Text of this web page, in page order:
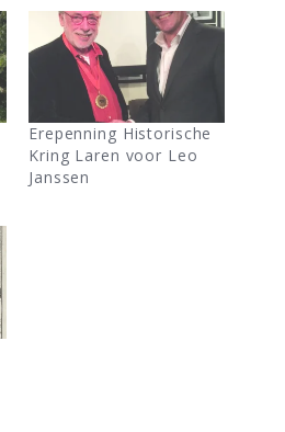
Erepenning Historische
Kring Laren voor Leo
Janssen